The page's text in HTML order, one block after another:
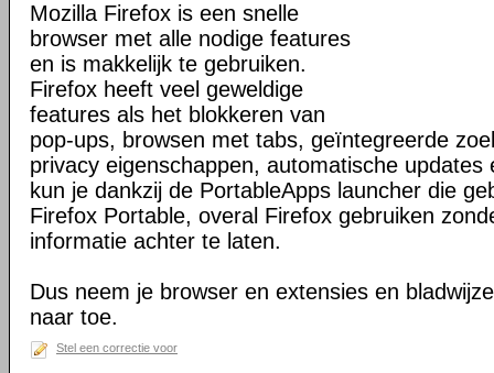
Mozilla Firefox is een snelle
browser met alle nodige features
en is makkelijk te gebruiken.
Firefox heeft veel geweldige
features als het blokkeren van
pop-ups, browsen met tabs, geïntegreerde
privacy eigenschappen, automatische updates
kun je dankzij de PortableApps launcher die
Firefox Portable, overal Firefox gebruiken
informatie achter te laten.
Dus neem je browser en extensies en
naar toe.
Stel een correctie voor